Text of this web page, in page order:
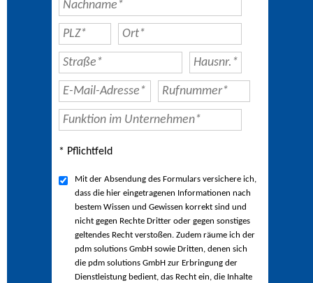
* Pflichtfeld
Mit der Absendung des Formulars versichere ich,
dass die hier eingetragenen Informationen nach
bestem Wissen und Gewissen korrekt sind und
nicht gegen Rechte Dritter oder gegen sonstiges
geltendes Recht verstoßen. Zudem räume ich der
pdm solutions GmbH sowie Dritten, denen sich
die pdm solutions GmbH zur Erbringung der
Dienstleistung bedient, das Recht ein, die Inhalte